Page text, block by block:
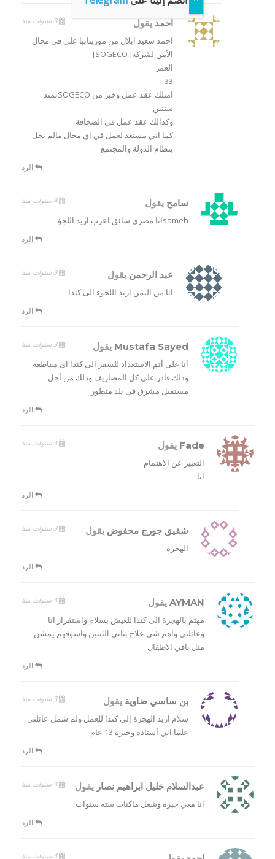
احمديقول 3 سنوات منذ
احمد سعيد ابلال من موريتانيا على في مجال
الأمن لشركة[ SOGECO]
العمر
33
امتلك عقد عمل وخبر من SOGECOتمتد
سنتين
وكذالك عقد عمل في الصحافة
كما اني مستعد لعمل في اي مجال مالم يخل
بنظام الدولة والمجتمع
الرد
سامحيقول 4 سنوات منذ
samehانا مصرى سائق اعزب اريد اللجؤ
الرد
عبد الرحمنيقول 3 سنوات منذ
انا من اليمن اريد اللجوء الى كندا
الرد
Mustafa Sayed يقول 3 سنوات منذ
أنا على أتم الاستعداد للسفر الى كندا اى مقاطعه
وذلك قادر على كل المصاريف وذلك من أجل
مستقبل مشرق فى بلد متطور
الرد
Fade يقول 4 سنوات منذ
التعبير عن الاهتمام
انا
الرد
شفيق جورج محفوضيقول 3 سنوات منذ
الهجرة
الرد
AYMAN يقول 4 سنوات منذ
مهتم بالهجرة الى كندا للعيش بسلام واستقرار انا
وعائلتي واهم شي علاج بناتي الثنتين واشوفهم يمشن
مثل باقي الاطفال
الرد
بن ساسي ضاويةيقول 3 سنوات منذ
سلام اريد الهجرة إلى كندا للعمل ولم شمل عائلتي
علما اني أستاذة وخبرة 13 عام
الرد
عبدالسلام خليل ابراهيم نصار يقول 4 سنوات منذ
انا معي خبرة وشغل ماكنات سته سنوات
الرد
4 سنوات منذ